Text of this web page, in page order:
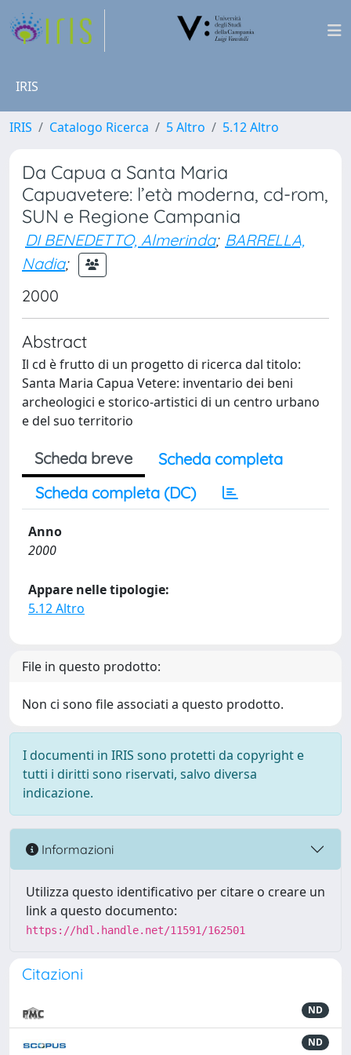
IRIS
IRIS Catalogo Ricerca 5 Altro 5.12 Altro
Da Capua a Santa Maria
Capuavetere: l’età moderna, cd-rom,
SUN e Regione Campania
DI BENEDETTO, Almerinda; BARRELLA,
Nadia;
2000
Abstract
Il cd è frutto di un progetto di ricerca dal titolo:
Santa Maria Capua Vetere: inventario dei beni
archeologici e storico-artistici di un centro urbano
e del suo territorio
Scheda breve
Scheda completa
Scheda completa (DC)
Anno
2000
Appare nelle tipologie:
5.12 Altro
File in questo prodotto:
Non ci sono file associati a questo prodotto.
I documenti in IRIS sono protetti da copyright e
tutti i diritti sono riservati, salvo diversa
indicazione.
Informazioni
Utilizza questo identificativo per citare o creare un
link a questo documento:
https://hdl.handle.net/11591/162501
Citazioni
ND
ND